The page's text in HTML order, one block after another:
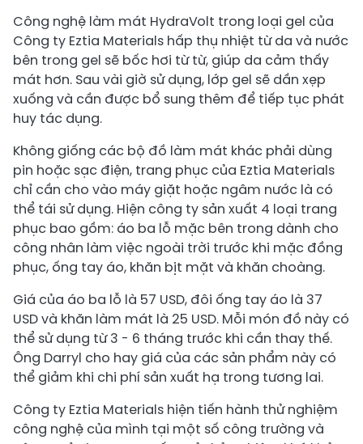
Công nghệ làm mát HydraVolt trong loại gel của
Công ty Eztia Materials hấp thụ nhiệt từ da và nước
bên trong gel sẽ bốc hơi từ từ, giúp da cảm thấy
mát hơn. Sau vài giờ sử dụng, lớp gel sẽ dần xẹp
xuống và cần được bổ sung thêm để tiếp tục phát
huy tác dụng.
Không giống các bộ đồ làm mát khác phải dùng
pin hoặc sạc điện, trang phục của Eztia Materials
chỉ cần cho vào máy giặt hoặc ngâm nước là có
thể tái sử dụng. Hiện công ty sản xuất 4 loại trang
phục bao gồm: áo ba lỗ mặc bên trong dành cho
công nhân làm việc ngoài trời trước khi mặc đồng
phục, ống tay áo, khăn bịt mặt và khăn choàng.
Giá của áo ba lỗ là 57 USD, đôi ống tay áo là 37
USD và khăn làm mát là 25 USD. Mỗi món đồ này có
thể sử dụng từ 3 - 6 tháng trước khi cần thay thế.
Ông Darryl cho hay giá của các sản phẩm này có
thể giảm khi chi phí sản xuất hạ trong tương lai.
Công ty Eztia Materials hiện tiến hành thử nghiệm
công nghệ của mình tại một số công trường và